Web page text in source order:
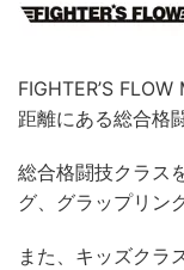
FIGHTER’S
距離にある総合格
総合格闘技クラス
グ、グラップリン
また、キッズクラ